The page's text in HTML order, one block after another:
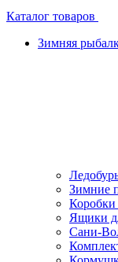
Каталог товаров
Зимняя
Зимние
Ящики
Сани-